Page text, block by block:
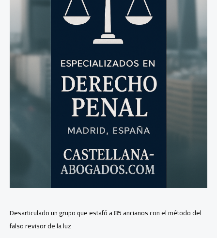
su
cadáver
Desarticulado un grupo que estafó a 85 ancianos con el método del
falso revisor de la luz